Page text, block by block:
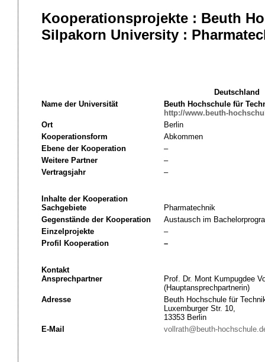
Kooperationsprojekte : Beuth
Silpakorn University :
Deutschland
Name der Universität
Beuth Hochschule für
http://www.beuth-
Ort
Berlin
Kooperationsform
Abkommen
Ebene der Kooperation
–
Weitere Partner
–
Vertragsjahr
–
Inhalte der Kooperation
Sachgebiete
Pharmatechnik
Gegenstände der Kooperation
Austausch im
Einzelprojekte
–
Profil Kooperation
–
Kontakt
Ansprechpartner
Prof. Dr. Mont Kumpugdee
(Hauptansprechpartnerin)
Adresse
Beuth Hochschule für
Luxemburger Str. 10,
13353 Berlin
E-Mail
vollrath@beuth-